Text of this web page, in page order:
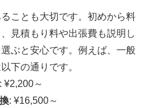
ことも大切です。初めから料
見積もり料や出張費も説明し
ぶと安心です。例えば、一般
下の通りです。
¥2,200～
: ¥16,500～